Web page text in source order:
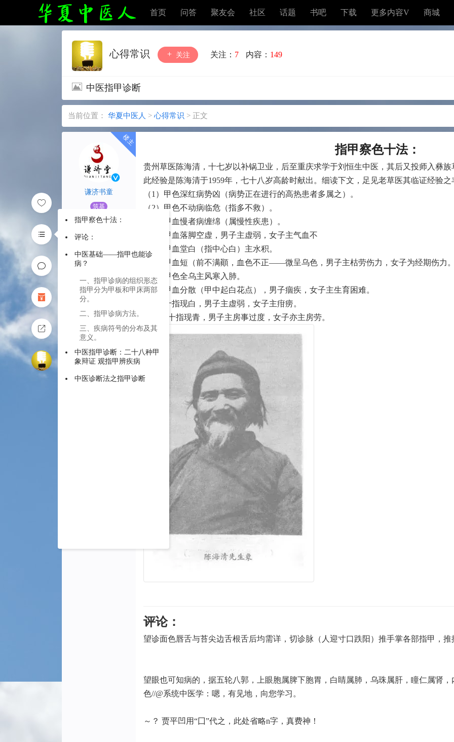
首页 问答 聚友会 社区 话题 书吧 下载 更多内容V 商城
心得常识 关注 关注： 7 内容： 149
中医指甲诊断
当前位置： 华夏中医人 > 心得常识 > 正文
指甲察色十法：
评论：
中医基础——指甲也能诊
病？
一、指甲诊病的组织形态
指甲分为甲板和甲床两部
分。
二、指甲诊病方法。
三、疾病符号的分布及其
意义。
中医指甲诊断：二十八种甲
象辩证 观指甲辨疾病
中医诊断法之指甲诊断
谦济书童
筑基
指甲察色十法：
贵州草医陈海清，十七岁以补锅卫业，后至重庆求学于刘恒生中医，其后又投师入彝
此经验是陈海清于1959年，七十八岁高龄时献出。细读下文，足见老草医其临证经验
（1）甲色深红病势凶（病势正在进行的高热患者多属之）。
（2）甲色不动病临危（指多不救）。
（3）甲血慢者病缠绵（属慢性疾患）。
（4）甲血落脚空虚，男子主虚弱，女子主气血不
（5）甲血堂白（指中心白）主水积。
（6）甲血短（前不满顚，血色不正——微呈乌色，男子主枯劳伤力，女子为经期伤力
（7）甲色全乌主风寒入肺。
（8）甲血分散（甲中起白花点），男子痼疾，女子主生育困难。
（9）十指现白，男子主虚弱，女子主疳痨。
（10）十指现青，男子主房事过度，女子亦主房劳。
评论：
望诊面色唇舌与苔尖边舌根舌后均需详，切诊脉（人迎寸口跌阳）推手掌各部指甲，
望眼也可知病的，据五轮八郭，上眼胞属脾下胞胃，白睛属肺，乌珠属肝，瞳仁属肾
色//@系统中医学：嗯，有见地，向您学习。
～？ 贾平凹用“囗”代之，此处省略n字，真费神！